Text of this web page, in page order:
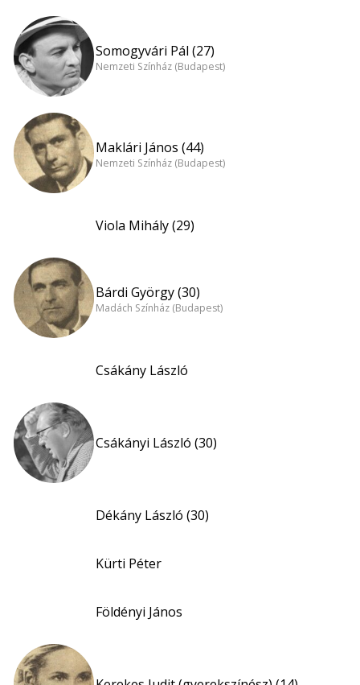
Somogyvári Pál (27)
Nemzeti Színház (Budapest)
Maklári János (44)
Nemzeti Színház (Budapest)
Viola Mihály (29)
Bárdi György (30)
Madách Színház (Budapest)
Csákány László
Csákányi László (30)
Dékány László (30)
Kürti Péter
Földényi János